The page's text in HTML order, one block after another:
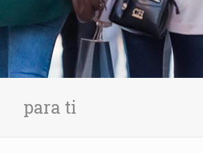
para ti